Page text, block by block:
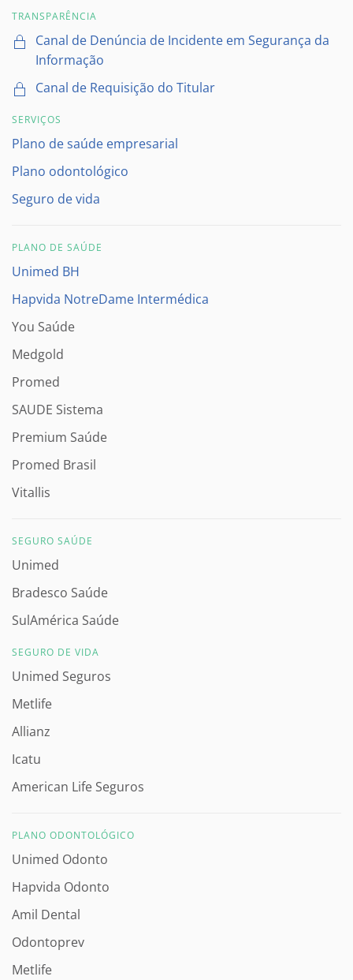
TRANSPARÊNCIA
Canal de Denúncia de Incidente em Segurança da
Informação
Canal de Requisição do Titular
SERVIÇOS
Plano de saúde empresarial
Plano odontológico
Seguro de vida
PLANO DE SAÚDE
Unimed BH
Hapvida NotreDame Intermédica
You Saúde
Medgold
Promed
SAUDE Sistema
Premium Saúde
Promed Brasil
Vitallis
SEGURO SAÚDE
Unimed
Bradesco Saúde
SulAmérica Saúde
SEGURO DE VIDA
Unimed Seguros
Metlife
Allianz
Icatu
American Life Seguros
PLANO ODONTOLÓGICO
Unimed Odonto
Hapvida Odonto
Amil Dental
Odontoprev
Metlife